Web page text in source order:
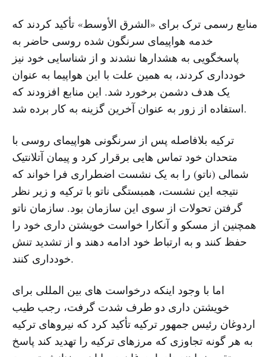
منابع رسمی ترک برای «الشرق الأوسط» تأکید کردند که
خدمه هواپیمای سرنگون شده روسی حاضر به
پاسخگویی به هشدارها نشدند و از شناسایی خود نیز
خودداری کردند، به همین علت با این هواپیما به عنوان
یک هدف دشمن برخورد شد. این منابع افزودند که
استفاده از زور به عنوان آخرین گزینه به کار برده شد.
ترکیه بلافاصله پس از سرنگونی هواپیمای روسی با
متحدان خود تماس هایی برقرار کرد و پیمان آتلانتیک
شمالی (ناتو) را به یک نشست اضطراری فرا خواند که
نتیجه این نشست، همبستگی ناتو با ترکیه و زیر نظر
گرفتن تحولات از سوی این سازمان بود. سازمان ناتو
همچنین از مسکو و آنکارا خواست خویشتن داری خود را
حفظ کنند و به ارتباط خود ادامه دهند و از تشدید تنش
خودداری کنند.
اما با وجود اینکه درخواست های بین المللی برای
خویشتن داری دو طرف شدت گرفت، رجب طیب
اردوغان رئیس جمهور ترکیه تأکید کرد که نیروهای ترکیه
به هر گونه تجاوزی که مرزهای ترکیه را تهدید کند پاسخ